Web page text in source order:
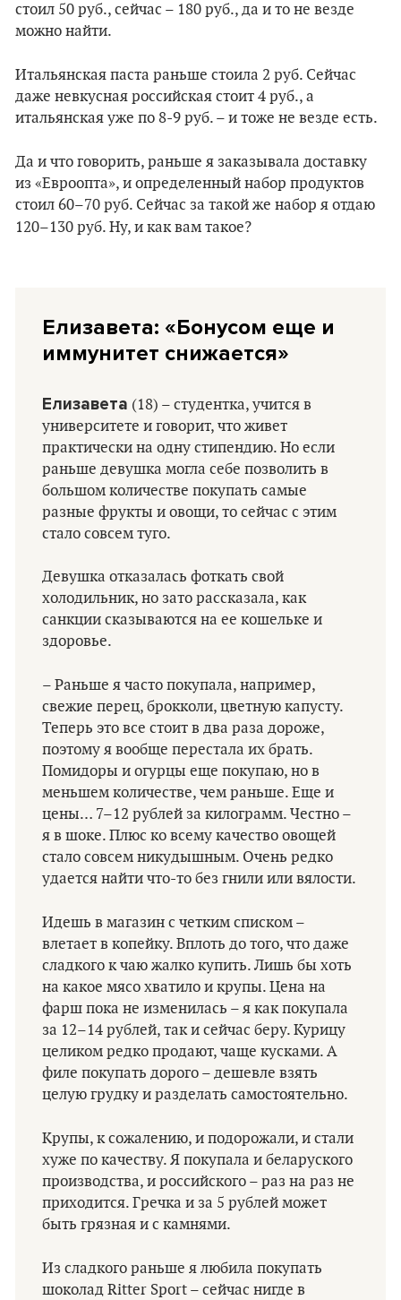
стоил 50 руб., сейчас – 180 руб., да и то не везде
можно найти.
Итальянская паста раньше стоила 2 руб. Сейчас
даже невкусная российская стоит 4 руб., а
итальянская уже по 8-9 руб. – и тоже не везде есть.
Да и что говорить, раньше я заказывала доставку
из «Евроопта», и определенный набор продуктов
стоил 60–70 руб. Сейчас за такой же набор я отдаю
120–130 руб. Ну, и как вам такое?
Елизавета: «Бонусом еще и
иммунитет снижается»
Елизавета (18) – студентка, учится в
университете и говорит, что живет
практически на одну стипендию. Но если
раньше девушка могла себе позволить в
большом количестве покупать самые
разные фрукты и овощи, то сейчас с этим
стало совсем туго.
Девушка отказалась фоткать свой
холодильник, но зато рассказала, как
санкции сказываются на ее кошельке и
здоровье.
– Раньше я часто покупала, например,
свежие перец, брокколи, цветную капусту.
Теперь это все стоит в два раза дороже,
поэтому я вообще перестала их брать.
Помидоры и огурцы еще покупаю, но в
меньшем количестве, чем раньше. Еще и
цены… 7–12 рублей за килограмм. Честно –
я в шоке. Плюс ко всему качество овощей
стало совсем никудышным. Очень редко
удается найти что-то без гнили или вялости.
Идешь в магазин с четким списком –
влетает в копейку. Вплоть до того, что даже
сладкого к чаю жалко купить. Лишь бы хоть
на какое мясо хватило и крупы. Цена на
фарш пока не изменилась – я как покупала
за 12–14 рублей, так и сейчас беру. Курицу
целиком редко продают, чаще кусками. А
филе покупать дорого – дешевле взять
целую грудку и разделать самостоятельно.
Крупы, к сожалению, и подорожали, и стали
хуже по качеству. Я покупала и беларуского
производства, и российского – раз на раз не
приходится. Гречка и за 5 рублей может
быть грязная и с камнями.
Из сладкого раньше я любила покупать
шоколад Ritter Sport – сейчас нигде в